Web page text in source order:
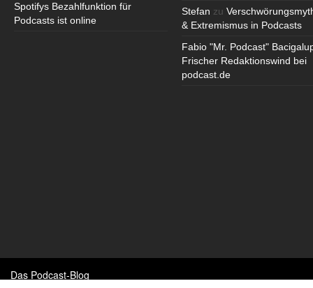
Spotifys Bezahlfunktion für
Podcasts ist online
Stefan zu
& Extremismus in Podcasts
Fabio "Mr. Podcast"
Frischer Redaktionswind bei
podcast.de
Das Podcast-Blog